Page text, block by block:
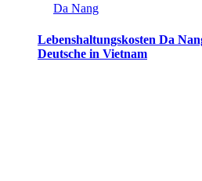
Da Nang
Lebenshaltungskosten Da
Deutsche in Vietnam